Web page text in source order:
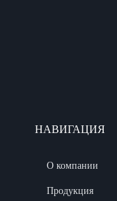
НАВИГАЦИЯ
О компании
Продукция